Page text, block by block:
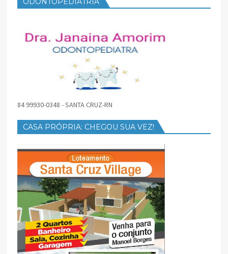
84 99930-0348 - SANTA CRUZ-RN
CASA PRÓPRIA: CHEGOU SUA VEZ!